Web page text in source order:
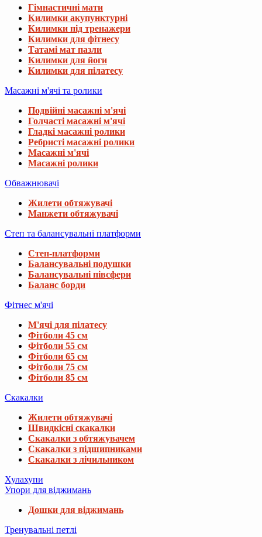
Гімнастичні мати
Килимки акупунктурні
Килимки під тренажери
Килимки для фітнесу
Татамі мат пазли
Килимки для йоги
Килимки для пілатесу
Масажні м'ячі та ролики
Подвійні масажні м'ячі
Голчасті масажні м'ячі
Гладкі масажні ролики
Ребристі масажні ролики
Масажні м'ячі
Масажні ролики
Обважнювачі
Жилети обтяжувачі
Манжети обтяжувачі
Степ та балансувальні платформи
Степ-платформи
Балансувальні подушки
Балансувальні півсфери
Баланс борди
Фітнес м'ячі
М'ячі для пілатесу
Фітболи 45 см
Фітболи 55 см
Фітболи 65 см
Фітболи 75 см
Фітболи 85 см
Скакалки
Жилети обтяжувачі
Швидкісні скакалки
Скакалки з обтяжувачем
Скакалки з підшипниками
Скакалки з лічильником
Хулахупи
Упори для віджимань
Дошки для віджимань
Тренувальні петлі